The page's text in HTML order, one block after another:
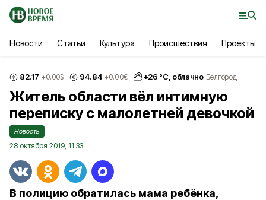
Новости Статьи Культура Происшествия Проекты
82.17 +0.00$ 94.84 +0.00€ +26 °С, облачно Белгород
Житель области вёл интимную
переписку с малолетней девочкой
Новость
28 октября 2019, 11:33
В полицию обратилась мама ребёнка,